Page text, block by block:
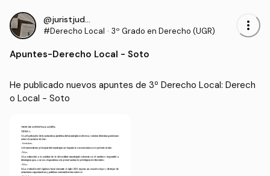
@juristjudgee
#Derecho Local · 3º Grado en Derecho (UGR) more_vert
Apuntes-Derecho Local - Soto
He publicado nuevos apuntes de 3º Derecho Local: Derech
o Local - Soto